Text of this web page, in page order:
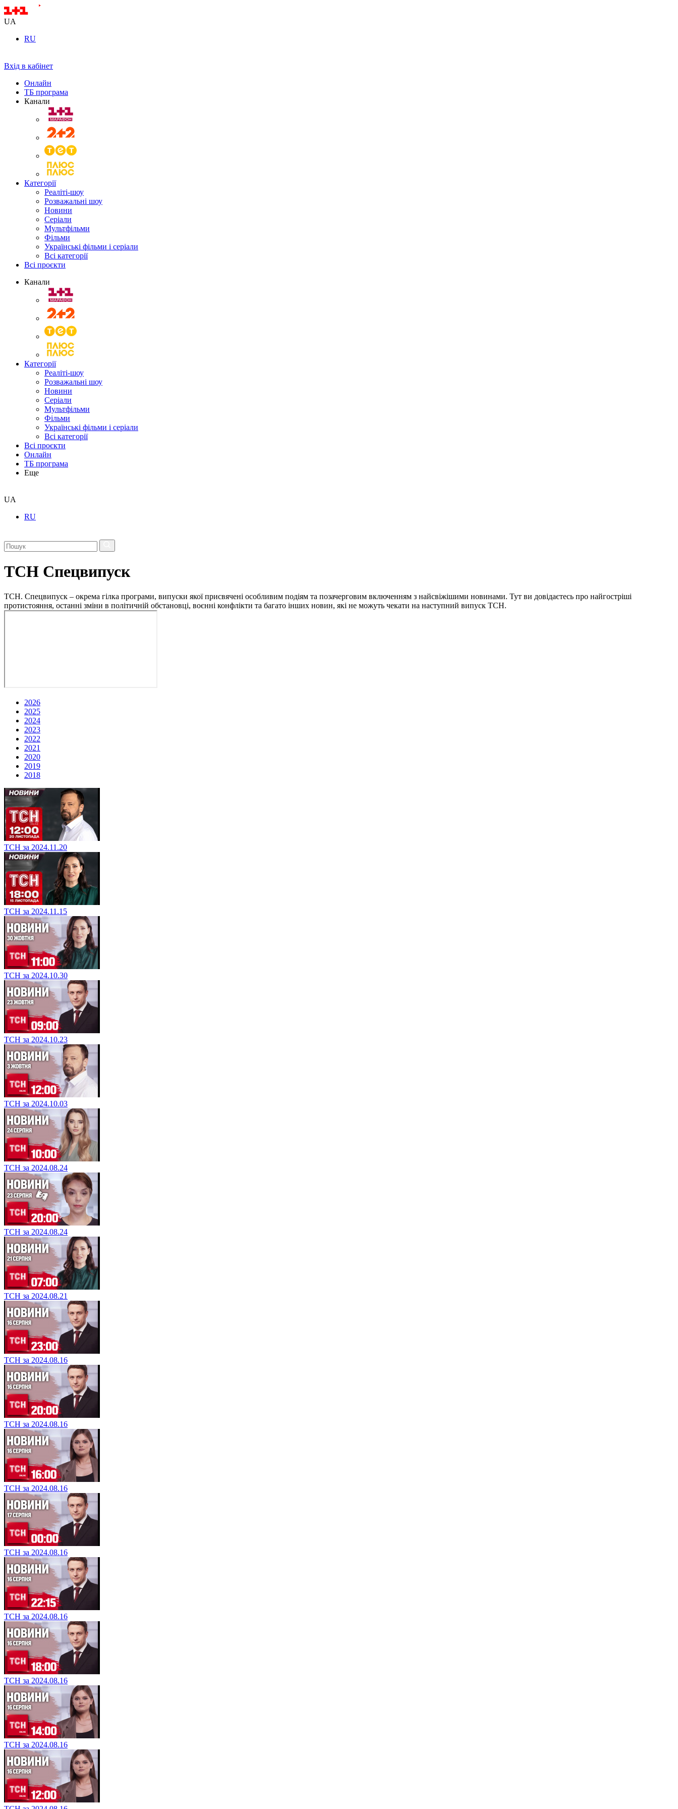
UA
RU
Вхід в кабінет
Онлайн
ТБ програма
Канали
Категорії
Реаліті-шоу
Розважальні шоу
Новини
Серіали
Мультфільми
Фільми
Українські фільми і серіали
Всі категорії
Всі проєкти
Канали
Категорії
Реаліті-шоу
Розважальні шоу
Новини
Серіали
Мультфільми
Фільми
Українські фільми і серіали
Всі категорії
Всі проєкти
Онлайн
ТБ програма
Еще
UA
RU
ТСН Спецвипуск
ТСН. Спецвипуск – окрема гілка програми, випуски якої присвячені особливим подіям та позачерговим включенням з найсвіжішими новинами. Тут ви довідаєтесь про найгостріші
протистояння, останні зміни в політичній обстановці, воєнні конфлікти та багато інших новин, які не можуть чекати на наступний випуск ТСН.
2026
2025
2024
2023
2022
2021
2020
2019
2018
ТСН за 2024.11.20
ТСН за 2024.11.15
ТСН за 2024.10.30
ТСН за 2024.10.23
ТСН за 2024.10.03
ТСН за 2024.08.24
ТСН за 2024.08.24
ТСН за 2024.08.21
ТСН за 2024.08.16
ТСН за 2024.08.16
ТСН за 2024.08.16
ТСН за 2024.08.16
ТСН за 2024.08.16
ТСН за 2024.08.16
ТСН за 2024.08.16